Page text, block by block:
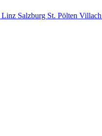
Linz Salzburg St. Pölten Villach